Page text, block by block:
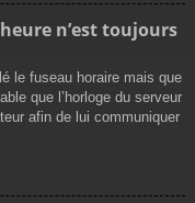
n’est toujours
le fuseau horaire mais que
que l’horloge du serveur
afin de lui communiquer